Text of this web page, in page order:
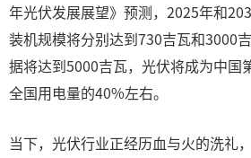
年光伏发展展望》预测，2025年和
装机规模将分别达到730吉瓦和3000
据将达到5000吉瓦，光伏将成为中国
全国用电量的40%左右。
当下，光伏行业正经历血与火的洗礼